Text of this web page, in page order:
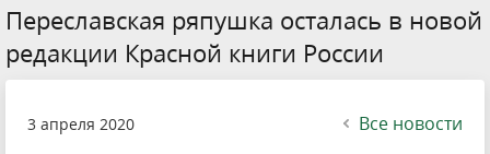
Переславская ряпушка осталась в новой
редакции Красной книги России
3 апреля 2020 Все новости